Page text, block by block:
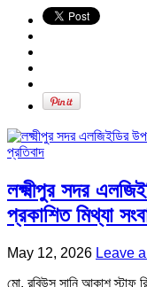
লক্ষ্মীপুর সদর
প্রকাশিত মিথ্যা
May 12, 2026 Leave
মো. রবিউস সানি আকাশ স্টাফ